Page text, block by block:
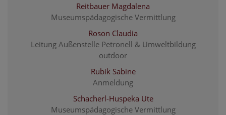
Reitbauer Magdalena
Museumspädagogische Vermittlung
Roson Claudia
Leitung Außenstelle Petronell & Umweltbildung
outdoor
Rubik Sabine
Anmeldung
Schacherl-Huspeka Ute
Museumspädagogische Vermittlung